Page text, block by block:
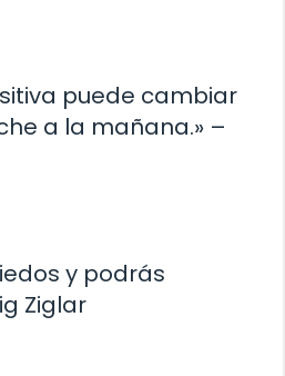
puede cambiar
a la mañana.» –
y podrás
Ziglar